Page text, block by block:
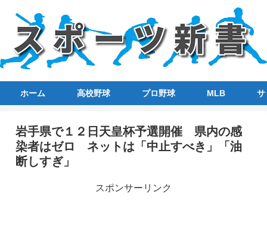
ホーム 高校野球 プロ野球 MLB サ
岩手県で１２日天皇杯予選開催 県内の感
染者はゼロ ネットは「中止すべき」「油
断しすぎ」
スポンサーリンク